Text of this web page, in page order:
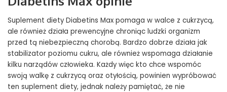
Suplement diety Diabetins Max pomaga w walce z cukrzycą,
ale również działa prewencyjne chroniąc ludzki organizm
przed tą niebezpieczną chorobą. Bardzo dobrze działa jak
stabilizator poziomu cukru, ale również wspomaga działanie
kilku narządów człowieka. Każdy więc kto chce wspomóc
swoją walkę z cukrzycą oraz otyłością, powinien wypróbować
ten suplement diety, jednak należy pamiętać, że nie